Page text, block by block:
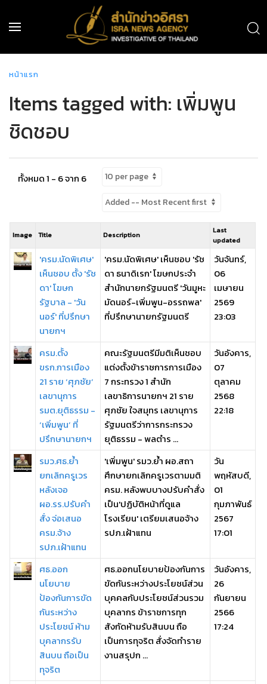
หน้าแรก
Items tagged with: เพิ่มพูน
ชิดชอบ
ทั้งหมด 1 - 6 จาก 6
Image Title Description
Last
updated
'ครม.นัดพิเศษ'
เห็นชอบ ตั้ง 'รัช
ดา' โฆษก
รัฐบาล - 'วัน
นอร์' ที่ปรึกษา
นายกฯ
'ครม.นัดพิเศษ' เห็นชอบ 'รัช
ดา ธนาดิเรก' โฆษกประจำ
สำนักนายกรัฐมนตรี 'วันมูหะ
มัดนอร์-เพิ่มพูน-อรรถพล'
ที่ปรึกษานายกรัฐมนตรี
วันจันทร์,
06
เมษายน
2569
23:03
ครม.ตั้ง
ขรก.การเมือง
21 ราย ‘ศุภชัย’
เลขานุการ
รมต.ยุติธรรม -
‘เพิ่มพูน’ ที่
ปรึกษานายกฯ
คณะรัฐมนตรีมีมติเห็นชอบ
แต่งตั้งข้าราชการการเมือง
7 กระทรวง 1 สำนัก
เลขาธิการนายกฯ 21 ราย
ศุภชัย ใจสมุทร เลขานุการ
รัฐมนตรีว่าการกระทรวง
ยุติธรรม - พลตำร ...
วันอังคาร,
07
ตุลาคม
2568
22:18
รมว.ศธ.ย้ำ
ยกเลิกครูเวร
หลังเจอ
ผอ.รร.ปรับคำ
สั่ง จ่อเสนอ
ครม.จ้าง
รปภ.เฝ้าแทน
'เพิ่มพูน' รมว.ย้ำ ผอ.สถา
ศึกษายกเลิกครูเวรตามมติ
ครม. หลังพบบางปรับคำสั่ง
เป็น'ปฏิบัติหน้าที่ดูแล
โรงเรียน' เตรียมเสนอจ้าง
รปภ.เฝ้าแทน
วัน
พฤหัสบดี,
01
กุมภาพันธ์
2567
17:01
ศธ.ออก
นโยบาย
ป้องกันการขัด
กันระหว่าง
ประโยชน์ ห้าม
บุคลากรรับ
สินบน ถือเป็น
ทุจริต
ศธ.ออกนโยบาย​ป้องกันการ
ขัดกันระหว่างประโยชน์ส่วน
บุคคลกับประโยชน์ส่วนรวม​
บุคลากร ข้าราชการทุก
สังกัดห้ามรับสินบน ถือ
เป็นการทุจริต สั่งจัดทำราย
งานสรุปก ...
วันอังคาร,
26
กันยายน
2566
17:24